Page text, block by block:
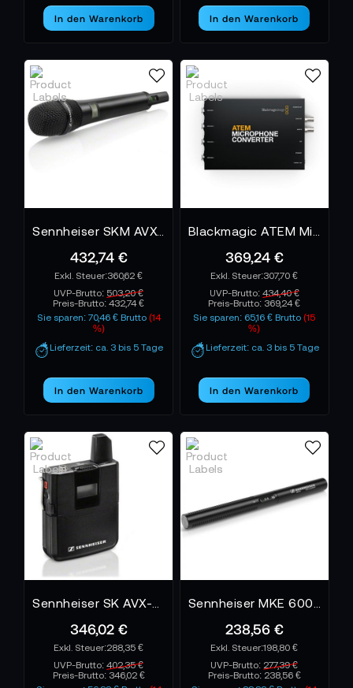
In den Warenkorb In den Warenkorb
432,74 €
360,62 €
UVP-Brutto: 503,20 €
Preis-Brutto:432,74 €
Sie sparen: 70,46 € Brutto (14
%)
Lieferzeit: ca. 3 bis 5 Tage
In den Warenkorb
369,24 €
307,70 €
UVP-Brutto: 434,40 €
Preis-Brutto: 369,24 €
Sie sparen: 65,16 € Brutto(15
%)
Lieferzeit: ca. 3 bis 5 Tage
In den Warenkorb
346,02 €
288,35 €
UVP-Brutto:402,35 €
Preis-Brutto: 346,02 €
238,56 €
198,80 €
UVP-Brutto: 277,39 €
Preis-Brutto: 238,56 €